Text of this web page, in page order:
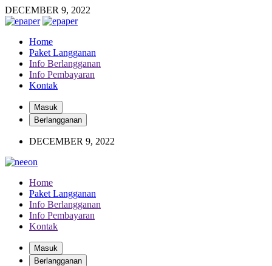
DECEMBER 9, 2022
Home
Paket Langganan
Info Berlangganan
Info Pembayaran
Kontak
Masuk
Berlangganan
DECEMBER 9, 2022
Home
Paket Langganan
Info Berlangganan
Info Pembayaran
Kontak
Masuk
Berlangganan